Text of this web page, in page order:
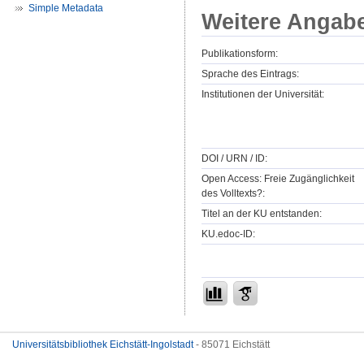
Simple Metadata
Weitere
Publikationsform:
Sprache des Eintrags:
Institutionen der Universität:
DOI / URN / ID:
Open Access: Freie Zugänglichkeit
des Volltexts?:
Titel an der KU entstanden:
KU.edoc-ID:
Universitätsbibliothek Eichstätt-Ingolstadt- 85071 Eichstätt